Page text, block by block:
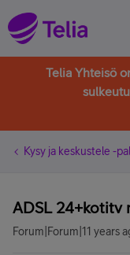
Telia Yhteisö
Kysy ja keskustele -
ADSL 24+kotitv
Forum|Forum|11 years